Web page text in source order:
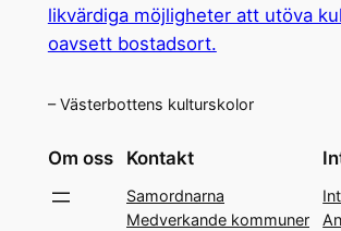
likvärdiga möjligheter att utöva
oavsett bostadsort.
– Västerbottens kulturskolor
Om oss Kontakt
Samordnarna
Medverkande kommuner